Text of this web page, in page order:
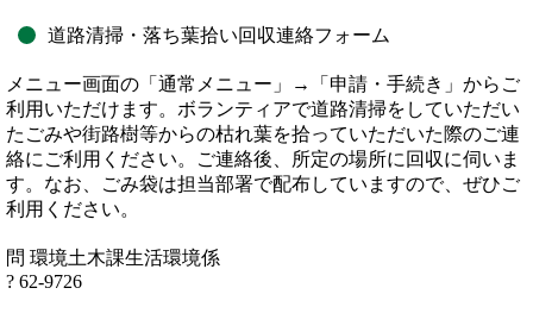
道路清掃・落ち葉拾い回収連絡フォーム
メニュー画面の「通常メニュー」→「申請・手続き」からご
利用いただけます。ボランティアで道路清掃をしていただい
たごみや街路樹等からの枯れ葉を拾っていただいた際のご連
絡にご利用ください。ご連絡後、所定の場所に回収に伺いま
す。なお、ごみ袋は担当部署で配布していますので、ぜひご
利用ください。
問 環境土木課生活環境係
? 62-9726